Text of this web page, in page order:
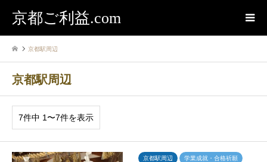
京都ご利益.com
京都駅周辺
京都駅周辺
7件中 1〜7件を表示
京都駅周辺 学業成就・合格祈願